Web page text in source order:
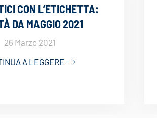
CON L’ETICHETTA:
DA MAGGIO 2021
26 Marzo 2021
A LEGGERE